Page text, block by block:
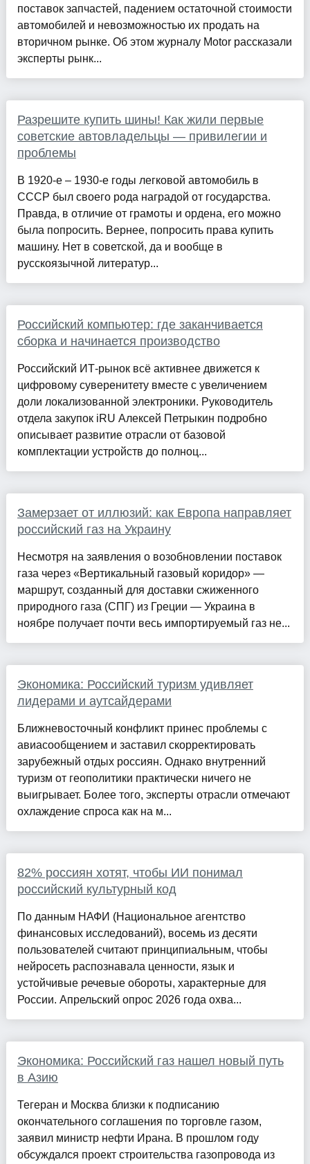
поставок запчастей, падением остаточной стоимости
автомобилей и невозможностью их продать на
вторичном рынке. Об этом журналу Motor рассказали
эксперты рынк...
Разрешите купить шины! Как жили первые
советские автовладельцы — привилегии и
проблемы
В 1920-е – 1930-е годы легковой автомобиль в
СССР был своего рода наградой от государства.
Правда, в отличие от грамоты и ордена, его можно
была попросить. Вернее, попросить права купить
машину. Нет в советской, да и вообще в
русскоязычной литератур...
Российский компьютер: где заканчивается
сборка и начинается производство
Российский ИТ-рынок всё активнее движется к
цифровому суверенитету вместе с увеличением
доли локализованной электроники. Руководитель
отдела закупок iRU Алексей Петрыкин подробно
описывает развитие отрасли от базовой
комплектации устройств до полноц...
Замерзает от иллюзий: как Европа направляет
российский газ на Украину
Несмотря на заявления о возобновлении поставок
газа через «Вертикальный газовый коридор» —
маршрут, созданный для доставки сжиженного
природного газа (СПГ) из Греции — Украина в
ноябре получает почти весь импортируемый газ не...
Экономика: Российский туризм удивляет
лидерами и аутсайдерами
Ближневосточный конфликт принес проблемы с
авиасообщением и заставил скорректировать
зарубежный отдых россиян. Однако внутренний
туризм от геополитики практически ничего не
выигрывает. Более того, эксперты отрасли отмечают
охлаждение спроса как на м...
82% россиян хотят, чтобы ИИ понимал
российский культурный код
По данным НАФИ (Национальное агентство
финансовых исследований), восемь из десяти
пользователей считают принципиальным, чтобы
нейросеть распознавала ценности, язык и
устойчивые речевые обороты, характерные для
России. Апрельский опрос 2026 года охва...
Экономика: Российский газ нашел новый путь
в Азию
Тегеран и Москва близки к подписанию
окончательного соглашения по торговле газом,
заявил министр нефти Ирана. В прошлом году
обсуждался проект строительства газопровода из